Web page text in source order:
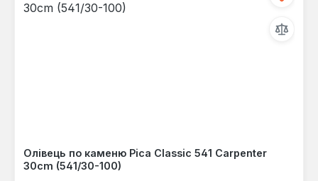
Олівець по каменю Pica Classic 541 Carpenter
30cm (541/30-100)